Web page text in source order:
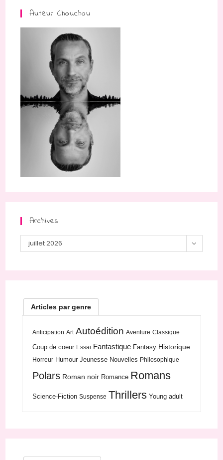
Auteur Chouchou
Archives
Archives
juillet 2026
Articles par genre
Anticipation Art Autoédition Aventure Classique
Coup de coeur Essai Fantastique Fantasy Historique
Horreur Humour Jeunesse Nouvelles Philosophique
Polars Roman noir Romance Romans
Science-Fiction Suspense Thrillers Young adult